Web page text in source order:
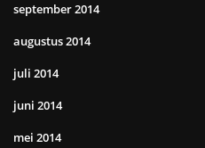
september 2014
augustus 2014
juli 2014
juni 2014
mei 2014